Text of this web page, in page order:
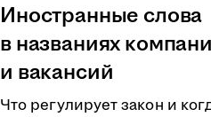
Иностранные слова
в названиях
и вакансий
Что регулирует закон и